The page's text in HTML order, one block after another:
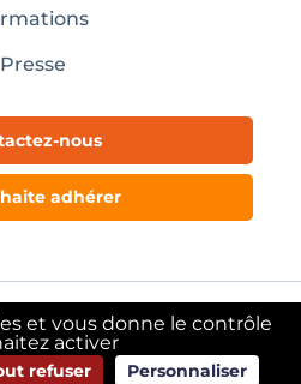
Presse
nous
adhérer
légales
Textile Alsace – 2024
et vous donne le contrôle
activer
refuser Personnaliser